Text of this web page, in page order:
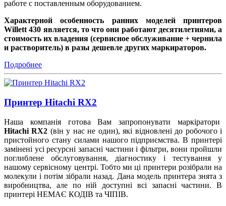
работе с поставленным оборудованием.
Характерной особенность ранних моделей принтеров
Willett 430 является, то что они работают десятилетиями, а
стоимость их владения (сервисное обслуживание + чернила
и растворитель) в разы дешевле других маркираторов.
Подробнее
Принтер Hitachi RX2
Наша компанія готова Вам запропонувати маркіратори
Hitachi RX2 (він у нас не один), які відновлені до робочого і
пристойного стану силами нашого підприємства. В принтері
замінені усі ресурсні запасні частини і фільтри, вони пройшли
поглиблене обслуговування, діагностику і тестування у
нашому сервісному центрі. Тобто ми ці принтери розібрали на
молекули і потім зібрали назад. Дана модель принтера знята з
виробництва, але по ній доступні всі запасні частини. В
принтері НЕМАЄ КОДІВ та ЧІПІВ.